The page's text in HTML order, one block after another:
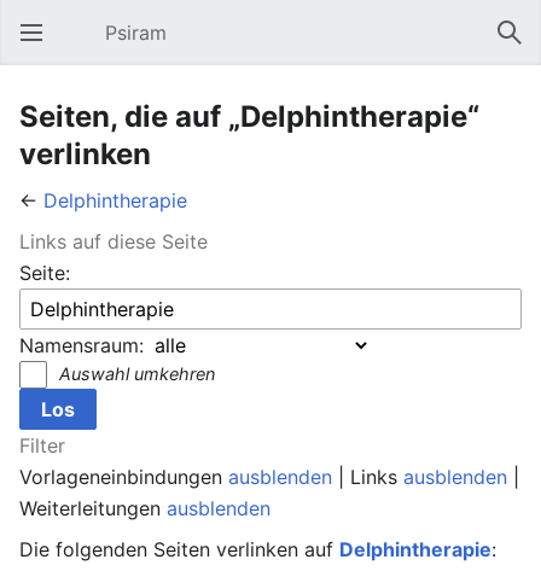
Hauptmenü öffnen Psiram
Seiten, die auf „Delphintherapie“
verlinken
← Delphintherapie
Links auf diese Seite
Seite:
Namensraum:
Auswahl umkehren
Filter
Vorlageneinbindungen ausblenden | Links ausblenden
Weiterleitungen ausblenden
Die folgenden Seiten verlinken auf Delphintherapie: